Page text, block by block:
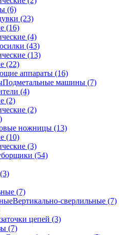
(6)
(23)
(16)
(4)
(43)
(13)
(22)
аппараты (16)
Подметальные машины (7)
(4)
(2)
(2)
ножницы (13)
(10)
(3)
(54)
(3)
(7)
Вертикально-сверлильные (7)
цепей (3)
(7)